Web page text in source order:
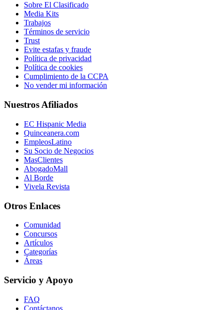
Sobre El Clasificado
Media Kits
Trabajos
Términos de servicio
Trust
Evite estafas y fraude
Política de privacidad
Política de cookies
Cumplimiento de la CCPA
No vender mi información
Nuestros Afiliados
EC Hispanic Media
Quinceanera.com
EmpleosLatino
Su Socio de Negocios
MasClientes
AbogadoMall
Al Borde
Vivela Revista
Otros Enlaces
Comunidad
Concursos
Artículos
Categorías
Áreas
Servicio y Apoyo
FAQ
Contáctanos